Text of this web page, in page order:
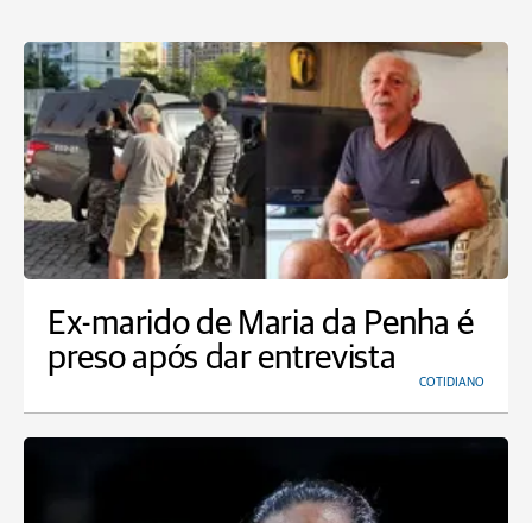
Ex-marido de Maria da Penha é
preso após dar entrevista
COTIDIANO